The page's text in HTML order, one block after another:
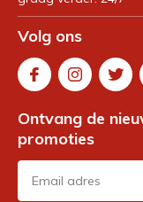
Volg ons
Ontvang de
promoties